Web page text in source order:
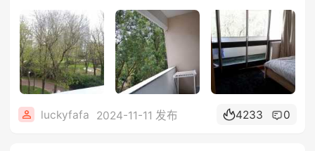
luckyfafa 2024-11-11 发布 4233 0